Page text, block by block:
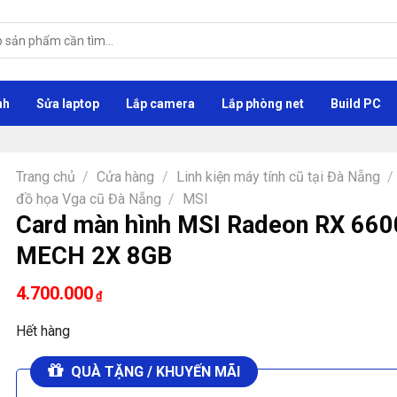
Sửa laptop Lắp camera Lắp phòng net Build PC
Trang chủ / Cửa hàng / Linh kiện máy tính cũ tại Đà Nẵng /
đồ họa Vga cũ Đà Nẵng / MSI
Card màn hình MSI Radeon RX
MECH 2X 8GB
4.700.000 ₫
Hết hàng
QUÀ TẶNG / KHUYẾN MÃI